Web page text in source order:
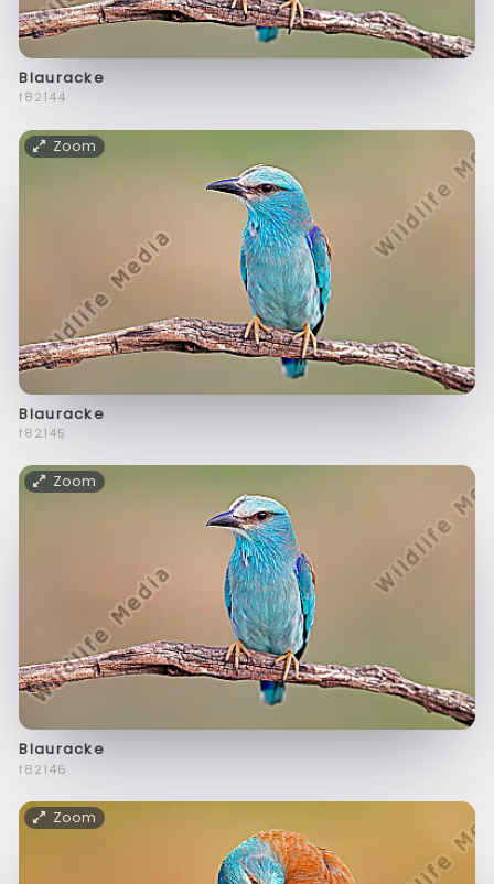
Blauracke
f82144
Zoom
Blauracke
f82145
Zoom
Blauracke
f82146
Zoom